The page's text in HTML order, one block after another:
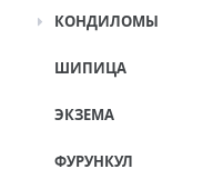
КОНДИЛОМЫ
ШИПИЦА
ЭКЗЕМА
ФУРУНКУЛ